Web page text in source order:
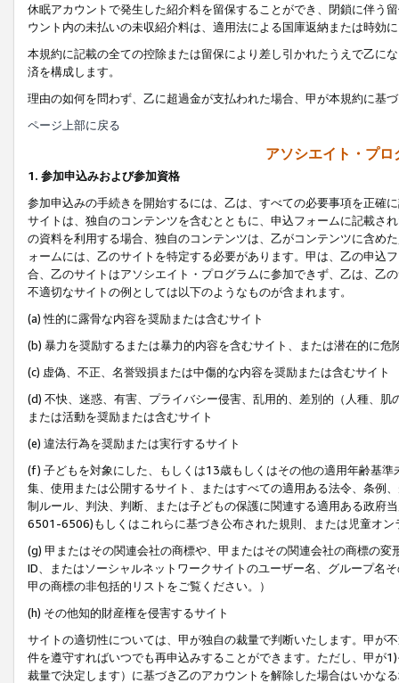
休眠アカウントで発生した紹介料を留保することができ、閉鎖に伴う
ウント内の未払いの未収紹介料は、適用法による国庫返納または時効
本規約に記載の全ての控除または留保により差し引かれたうえで乙に
済を構成します。
理由の如何を問わず、乙に超過金が支払われた場合、甲が本規約に基
ページ上部に戻る
アソシエイト・プ
1. 参加申込みおよび参加資格
参加申込みの手続きを開始するには、乙は、すべての必要事項を正確
サイトは、独自のコンテンツを含むとともに、申込フォームに記載さ
の資料を利用する場合、独自のコンテンツは、乙がコンテンツに含め
ォームには、乙のサイトを特定する必要があります。甲は、乙の申込
合、乙のサイトはアソシエイト・プログラムに参加できず、乙は、乙
不適切なサイトの例としては以下のようなものが含まれます。
(a) 性的に露骨な内容を奨励または含むサイト
(b) 暴力を奨励するまたは暴力的内容を含むサイト、または潜在的に
(c) 虚偽、不正、名誉毀損または中傷的な内容を奨励または含むサイト
(d) 不快、迷惑、有害、プライバシー侵害、乱用的、差別的（人種、
または活動を奨励または含むサイト
(e) 違法行為を奨励または実行するサイト
(f) 子どもを対象にした、もしくは13歳もしくはその他の適用年齢基
集、使用または公開するサイト、またはすべての適用ある法令、条例
制ルール、判決、判断、または子どもの保護に関連する適用ある政府
6501-6506)もしくはこれらに基づき公布された規則、または児童オン
(g) 甲またはその関連会社の商標や、甲またはその関連会社の商標の
ID、またはソーシャルネットワークサイトのユーザー名、グループ名
甲の商標の非包括的リストをご覧ください。）
(h) その他知的財産権を侵害するサイト
サイトの適切性については、甲が独自の裁量で判断いたします。甲が
件を遵守すればいつでも再申込みすることができます。ただし、甲が
裁量で決定します）に基づき乙のアカウントを解除した場合はいかな